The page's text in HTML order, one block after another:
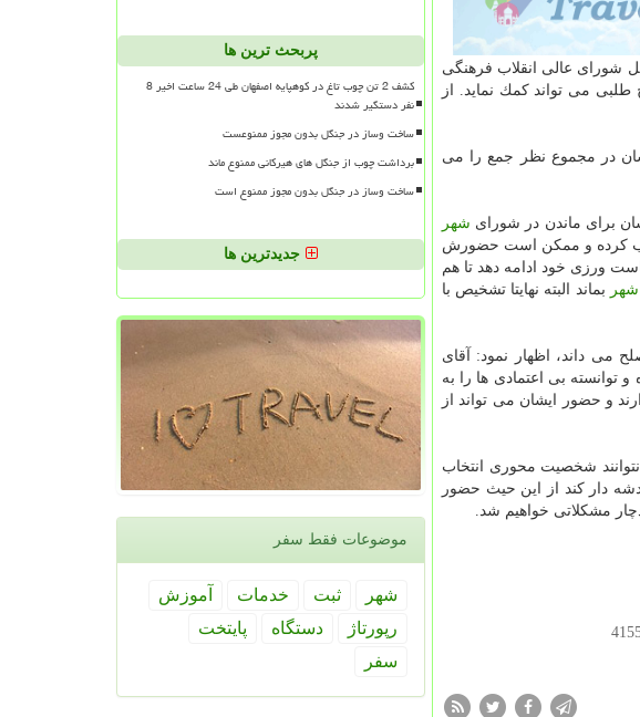
شورای عالی انقلاب فرهنگی
می تواند كمك نماید. از
در مجموع نظر جمع را می
برای ماندن در شورای شهر
كرده و ممكن است حضورش
ورزی خود ادامه دهد تا هم
شهر بماند البته نهایتا تشخیص با
می داند، اظهار نمود: آقای
زیادی داشته، ایشان همینطور به ماندن اصلاح طلبی در دهه 90 كمك كرده و توانسته بی اعتمادی ها را به
كند. ضمن اینكه اصلاح طلبان هم تا سال 1400 نیاز به تثبیت دارند و حضور ایشان می تواند از
شخصیت محوری انتخاب
دار كند از این حیث حضور
مشكلاتی خواهیم شد.
پربحث ترین ها
کشف 2 تن چوب تاغ در کوهپایه اصفهان طی 24 ساعت اخیر 8
نفر دستگیر شدند
ساخت وساز در جنگل بدون مجوز ممنوعست
برداشت چوب از جنگل های هیرکانی ممنوع ماند
ساخت وساز در جنگل بدون مجوز ممنوع است
جدیدترین ها
موضوعات فقط سفر
شهر ثبت خدمات
آموزش
رپورتاژ
دستگاه
پایتخت
سفر